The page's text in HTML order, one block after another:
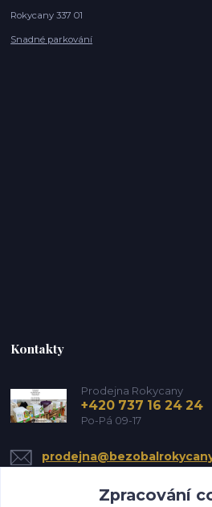
Rokycany 337 01
Snadné parkování
Kontakty
Prodejna Rokycany
+420 737 16 24 24
Po-Pá 09-17
Zpracování